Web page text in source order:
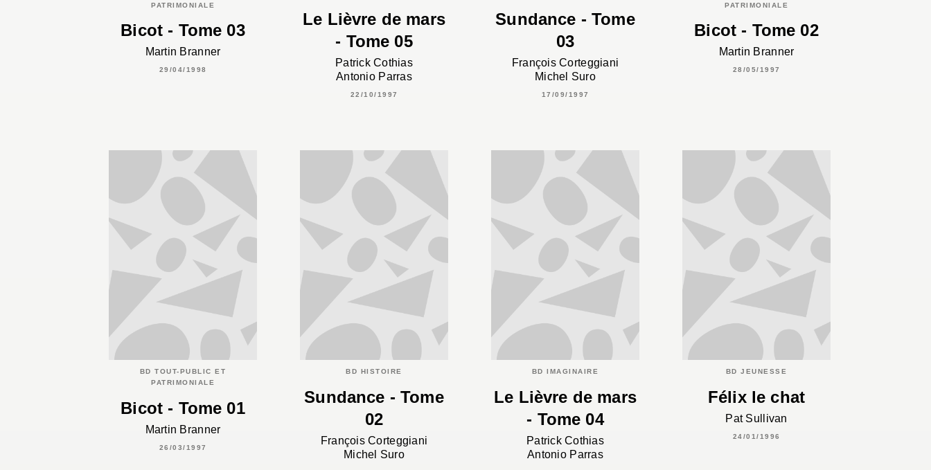
PATRIMONIALE
Bicot - Tome 03
Martin Branner
29/04/1998
Le Lièvre de mars
- Tome 05
Patrick Cothias
Antonio Parras
22/10/1997
Sundance - Tome
03
François Corteggiani
Michel Suro
17/09/1997
PATRIMONIALE
Bicot - Tome 02
Martin Branner
28/05/1997
BD TOUT-PUBLIC ET
PATRIMONIALE
Bicot - Tome 01
Martin Branner
26/03/1997
BD HISTOIRE
Sundance - Tome
02
François Corteggiani
Michel Suro
BD IMAGINAIRE
Le Lièvre de mars
- Tome 04
Patrick Cothias
Antonio Parras
BD JEUNESSE
Félix le chat
Pat Sullivan
24/01/1996